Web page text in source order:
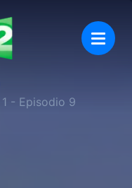
1 - Episodio 9